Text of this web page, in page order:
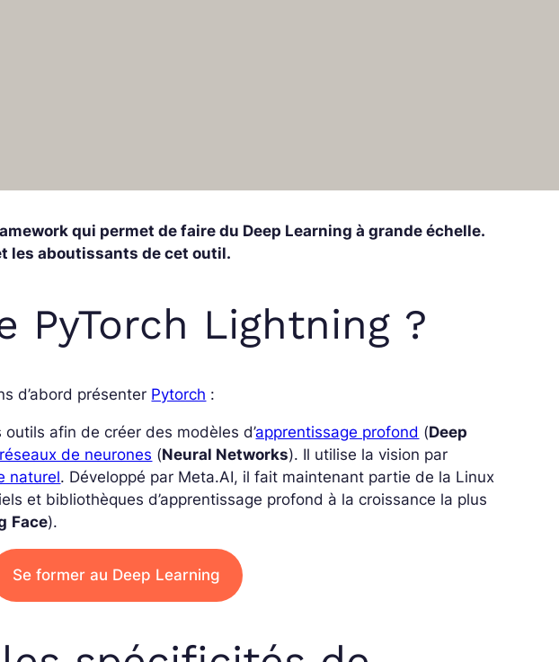
qui permet de faire du Deep Learning à grande échelle.
les aboutissants de cet outil.
PyTorch Lightning ?
d’abord présenter Pytorch :
afin de créer des modèles d’apprentissage profond (Deep
réseaux de neurones (Neural Networks). Il utilise la vision par
naturel. Développé par Meta.AI, il fait maintenant partie de la Linux
et bibliothèques d’apprentissage profond à la croissance la plus
Face).
Se former au Deep Learning